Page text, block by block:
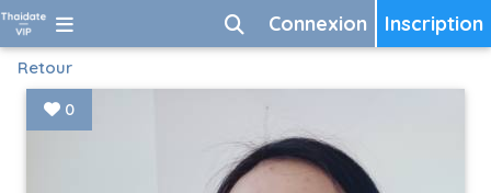
Inscription
Connexion
Retour
0